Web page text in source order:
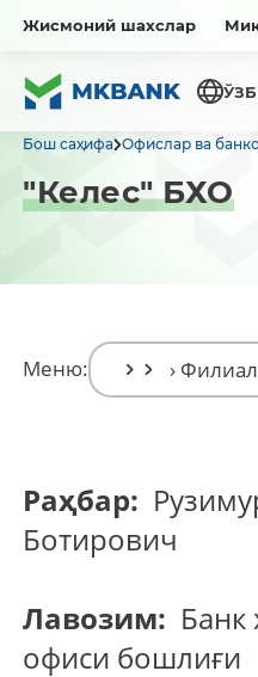
Жисмоний шахслар
ЎЗБ
Бош саҳифа Офислар ва
"Келес" БХО
Меню:
Раҳбар:
Ботирович
Лавозим: Банк
офиси бошлиғи